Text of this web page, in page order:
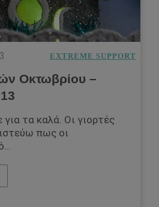
EXTREME SUPPORT
Οκτωβρίου –
τα καλά. Οι γιορτές
πως οι